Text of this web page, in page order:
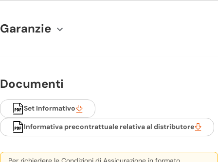
Garanzie
Documenti
Set Informativo
Informativa precontrattuale relativa al distributore